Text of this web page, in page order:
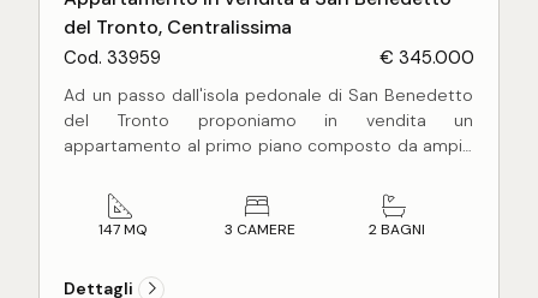
del Tronto, Centralissima
Cod. 33959 € 345.000
Ad un passo dall'isola pedonale di San Benedetto
del Tronto proponiamo in vendita un
appartamento al primo piano composto da ampio
accede ad una terrazza verandata sulla quale è
posizionata una ulteriore cucina a vista, tre
en suite, una sala da bagno con vasca
147 MQ 3 CAMERE 2 BAGNI
Dettagli